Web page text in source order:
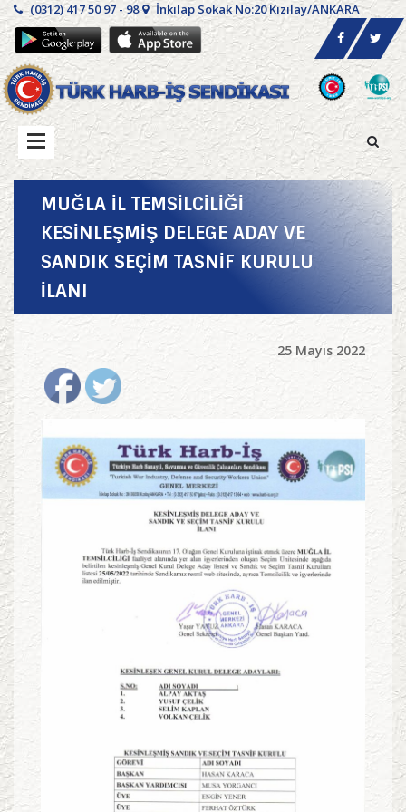
(0312) 417 50 97 - 98 İnkılap Sokak No:20 Kızılay/ANKARA
MUĞLA İL TEMSİLCİLİĞİ
KESİNLEŞMİŞ DELEGE ADAY VE
SANDIK SEÇİM TASNİF KURULU
İLANI
25 Mayıs 2022